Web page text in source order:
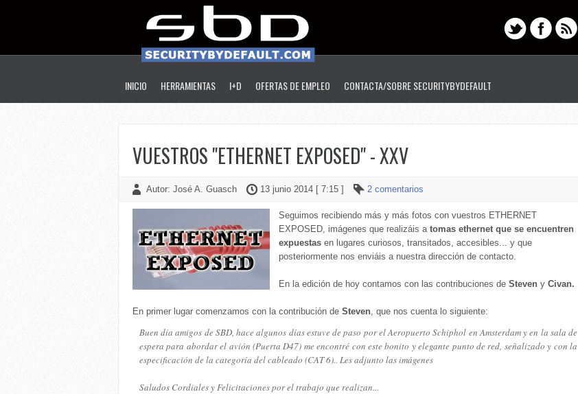
INICIO HERRAMIENTAS I+D OFERTAS DE EMPLEO CONTACTA/SOBRE SECURITYBYDEFAULT
VUESTROS "ETHERNET EXPOSED" - XXV
Autor: José A. Guasch 13 junio 2014 [ 7:15 ] 2 comentarios
Seguimos recibiendo más y más fotos con vuestros ETHERNET
EXPOSED, imágenes que realizáis a tomas ethernet que se encuentren
expuestas en lugares curiosos, transitados, accesibles... y que
posteriormente nos enviáis a nuestra dirección de contacto.
En la edición de hoy contamos con las contribuciones de Steven y Civan.
En primer lugar comenzamos con la contribución de Steven, que nos cuenta lo siguiente:
Buen día amigos de SBD, hace algunos días estuve de paso por el Aeropuerto Schiphol en Amsterdam y en la sala de
espera para abordar el avión (Puerta D47) me encontré con este bonito y elegante punto de red, señalizado y con la
especificación de la categoría del cableado (CAT 6).. Les adjunto las imágenes
Saludos Cordiales y Felicitaciones por el trabajo que realizan...